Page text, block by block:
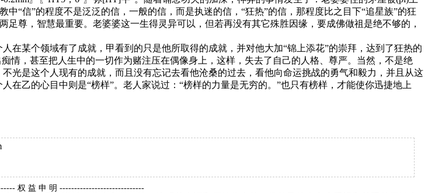
“信”的程度不是泛泛的信，一般的信，而是执迷的信，“狂热”的信，那程度比之目下“追星族”的狂
尊，智慧最重要。老婆婆这一生得灵异可以，但若再没有其它殊胜因缘，要成佛做祖是绝不够的，
某个领域有了成就，甲看到的只是他所取得的成就，并对他大加“锦上添花”的崇拜，达到了狂热的
情，甚至把人生中的一切作为赌注压在偶像身上，这样，失去了自己的人格、尊严。当然，不是绝
光是这个人现有的成就，而且没有忘记去看他沧桑的过去，看他向命运挑战的勇气和毅力，并且从这
乙的心目中则是“榜样”。老人家说过：“榜样的力量是无穷的。”也只有榜样，才能使你迅捷地上
权 益 申 明 -----------------------------